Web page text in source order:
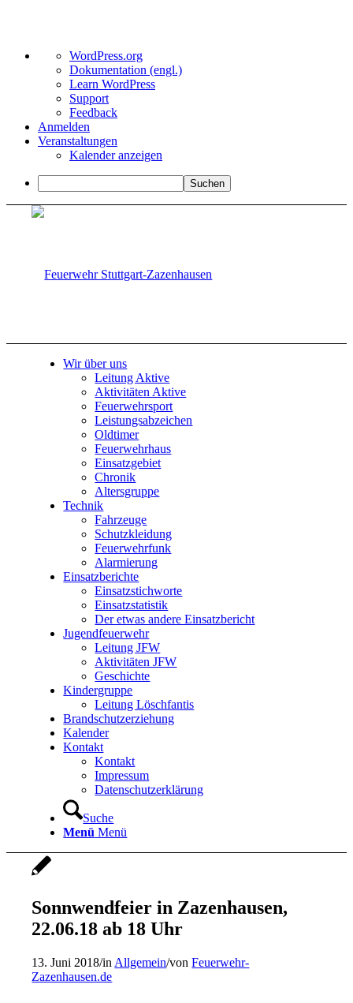
Über
WordPress
WordPress.org
Dokumentation (engl.)
Learn WordPress
Support
Feedback
Anmelden
Veranstaltungen
Kalender anzeigen
Suchen
Wir über uns
Leitung Aktive
Aktivitäten Aktive
Feuerwehrsport
Leistungsabzeichen
Oldtimer
Feuerwehrhaus
Einsatzgebiet
Chronik
Altersgruppe
Technik
Fahrzeuge
Schutzkleidung
Feuerwehrfunk
Alarmierung
Einsatzberichte
Einsatzstichworte
Einsatzstatistik
Der etwas andere Einsatzbericht
Jugendfeuerwehr
Leitung JFW
Aktivitäten JFW
Geschichte
Kindergruppe
Leitung Löschfantis
Brandschutzerziehung
Kalender
Kontakt
Kontakt
Impressum
Datenschutzerklärung
Suche
Menü Menü
Sonnwendfeier in Zazenhausen,
22.06.18 ab 18 Uhr
13. Juni 2018/in Allgemein/vonFeuerwehr-
Zazenhausen.de